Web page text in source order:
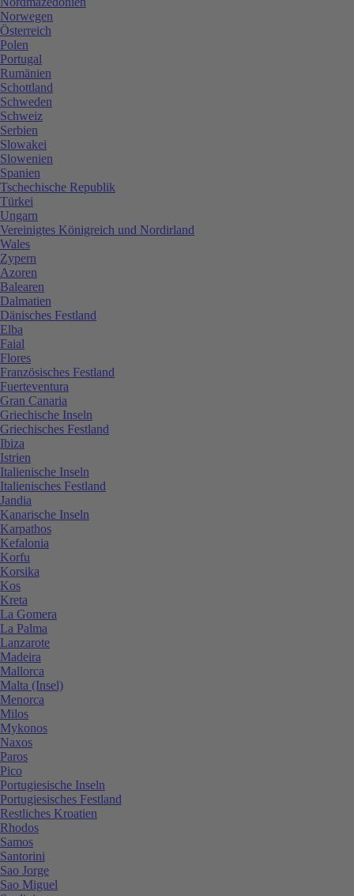
Norwegen
Österreich
Polen
Portugal
Rumänien
Schottland
Schweden
Schweiz
Serbien
Slowakei
Slowenien
Spanien
Tschechische Republik
Türkei
Ungarn
Vereinigtes Königreich und Nordirland
Wales
Zypern
Azoren
Balearen
Dalmatien
Dänisches Festland
Elba
Faial
Flores
Französisches Festland
Fuerteventura
Gran Canaria
Griechische Inseln
Griechisches Festland
Ibiza
Istrien
Italienische Inseln
Italienisches Festland
Jandia
Kanarische Inseln
Karpathos
Kefalonia
Korfu
Korsika
Kos
Kreta
La Gomera
La Palma
Lanzarote
Madeira
Mallorca
Malta (Insel)
Menorca
Milos
Mykonos
Naxos
Paros
Pico
Portugiesische Inseln
Portugiesisches Festland
Restliches Kroatien
Rhodos
Samos
Santorini
Sao Jorge
Sao Miguel